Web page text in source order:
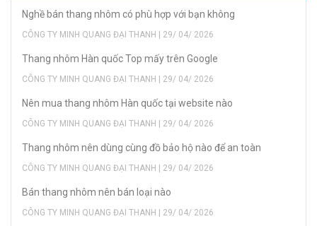
Nghề bán thang nhôm có phù hợp với bạn không
CÔNG TY MINH QUANG ĐẠI THANH | 29/ 04/ 2026
Thang nhôm Hàn quốc Top mấy trên Google
CÔNG TY MINH QUANG ĐẠI THANH | 29/ 04/ 2026
Nên mua thang nhôm Hàn quốc tại website nào
CÔNG TY MINH QUANG ĐẠI THANH | 29/ 04/ 2026
Thang nhôm nên dùng cùng đồ bảo hộ nào để an toàn
CÔNG TY MINH QUANG ĐẠI THANH | 29/ 04/ 2026
Bán thang nhôm nên bán loại nào
CÔNG TY MINH QUANG ĐẠI THANH | 29/ 04/ 2026